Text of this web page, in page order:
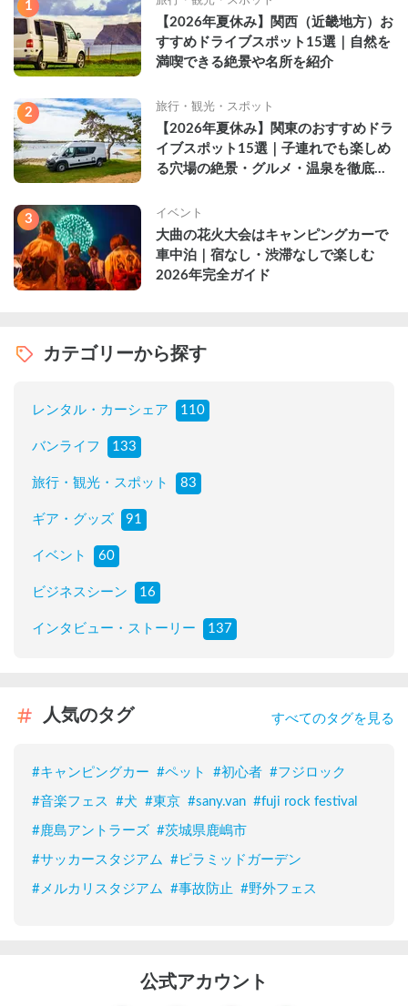
1
【2026年夏休み】関西（近畿地方）お
すすめドライブスポット15選｜自然を
満喫できる絶景や名所を紹介
2 旅行・観光・スポット
【2026年夏休み】関東のおすすめドラ
イブスポット15選｜子連れでも楽しめ
る穴場の絶景・グルメ・温泉を徹底解
3 イベント
大曲の花火大会はキャンピングカーで
車中泊｜宿なし・渋滞なしで楽しむ
2026年完全ガイド
カテゴリーから探す
レンタル・カーシェア 110
バンライフ 133
旅行・観光・スポット 83
ギア・グッズ 91
イベント 60
ビジネスシーン 16
インタビュー・ストーリー 137
人気のタグ すべてのタグを見る
#キャンピングカー #ペット #初心者 #フジロック
#音楽フェス #犬 #東京 #sany.van #fuji rock festival
#鹿島アントラーズ #茨城県鹿嶋市
#サッカースタジアム #ピラミッドガーデン
# メルカリスタジアム #事故防止 #野外フェス
公式アカウント